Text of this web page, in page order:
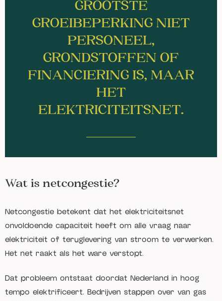
GROOTSTE
GROEIBEPERKING NIET
PERSONEEL,
GRONDSTOFFEN OF
FINANCIERING IS, MAAR
HET
ELEKTRICITEITSNET.
Wat is netcongestie?
Netcongestie betekent dat het elektriciteitsnet
onvoldoende capaciteit heeft om alle vraag naar
elektriciteit of teruglevering van stroom te verwerken.
Het net raakt als het ware verstopt.
Dat probleem ontstaat doordat Nederland in hoog
tempo elektrificeert. Bedrijven stappen over van gas